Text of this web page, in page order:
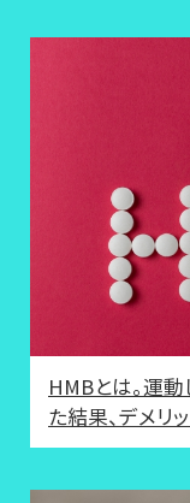
HMBとは。運
た結果、デメリ